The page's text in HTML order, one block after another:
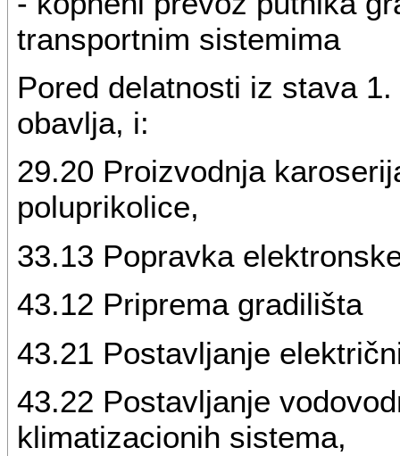
transportnim sistemima
Pored delatnosti iz stava
obavlja, i:
29.20 Proizvodnja
poluprikolice,
33.13 Popravka
43.12 Priprema gradilišta
43.21 Postavljanje
43.22 Postavljanje
klimatizacionih sistema,